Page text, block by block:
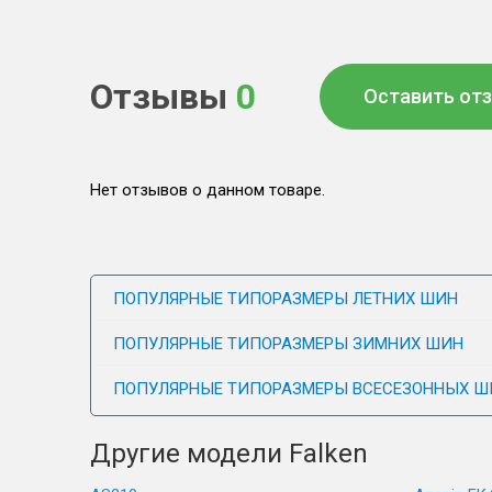
Отзывы 0 Оставить
Нет отзывов о данном товаре.
ПОПУЛЯРНЫЕ ТИПОРАЗМЕРЫ ЛЕТНИХ ШИН
ПОПУЛЯРНЫЕ ТИПОРАЗМЕРЫ ЗИМНИХ ШИН
ПОПУЛЯРНЫЕ ТИПОРАЗМЕРЫ ВСЕСЕЗОННЫХ
Другие модели Falken